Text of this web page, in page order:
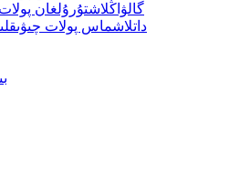
گالۋاڭلاشتۇرۇلغان
داتلاشماس پولات